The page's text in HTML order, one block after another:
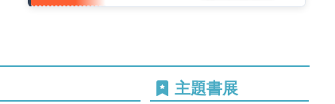
主題書展